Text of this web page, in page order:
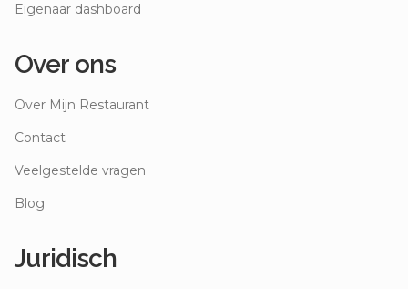
Eigenaar dashboard
Over ons
Over Mijn Restaurant
Contact
Veelgestelde vragen
Blog
Juridisch